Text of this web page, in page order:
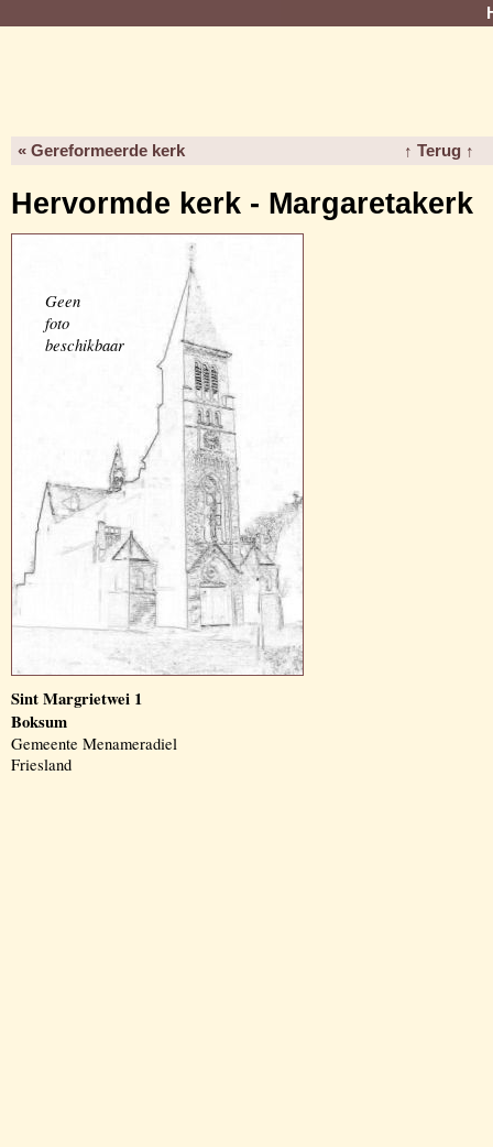
« Gereformeerde kerk ↑ Terug ↑
Hervormde kerk - Margaretakerk
Geen
foto
beschikbaar
Sint Margrietwei 1
Boksum
Gemeente Menameradiel
Friesland